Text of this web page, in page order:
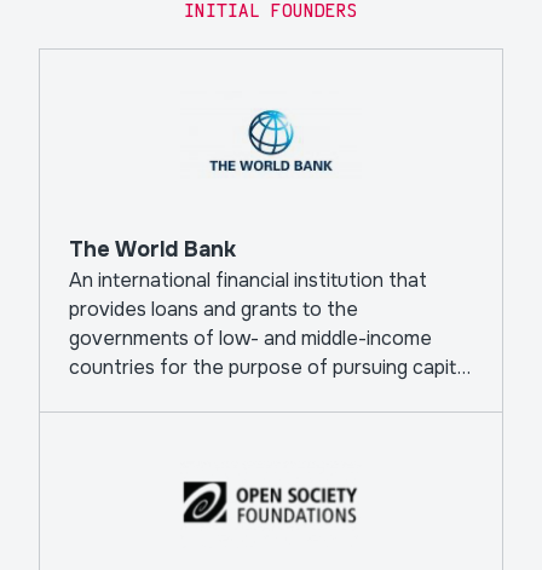
INITIAL FOUNDERS
The World Bank
An international financial institution that
provides loans and grants to the
governments of low- and middle-income
countries for the purpose of pursuing capital